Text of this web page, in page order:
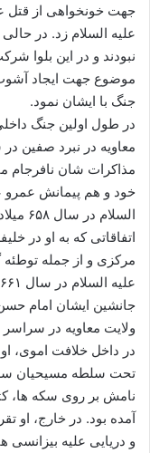
جهت خونخواهی از قتل
علیه السلام زد. در
نبودند و در این بلوا
موضوع جهت ایجاد
جنگ با ایشان نمود.
در طول اولین جنگ
مذاکرات شان نافرجام
خود و هم پیمانش عمرو
اتفاقاتی که به او در
مرکزی و از جمله
جانشین ایشان امام حسن
ولایت معاویه در
در داخل خلافت اموی،
تحت سلطه مسیحیان
نامش بر روی سکه ها،
آمده بود. در خارج، او
و دریایی علیه